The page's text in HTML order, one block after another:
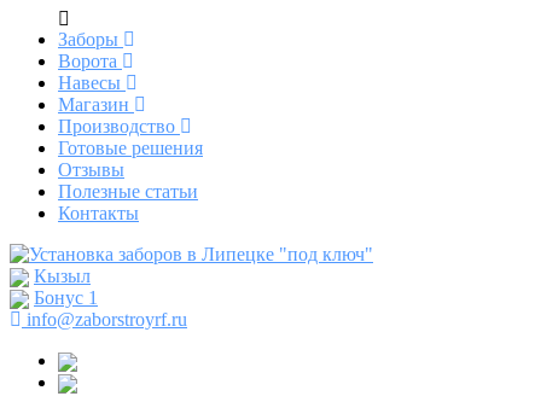
Заборы
Ворота
Навесы
Магазин
Производство
Готовые решения
Отзывы
Полезные статьи
Контакты
Кызыл
Бонус 1
info@zaborstroyrf.ru